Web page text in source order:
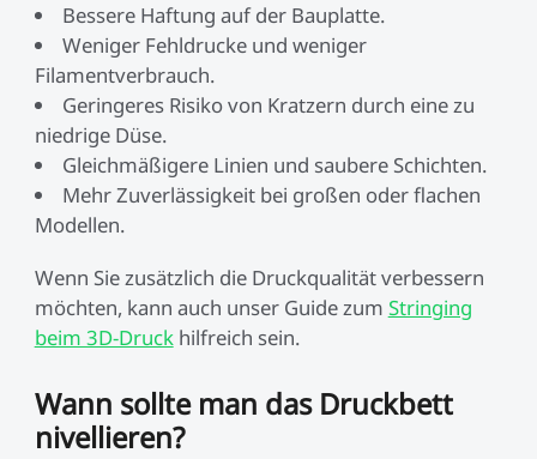
Bessere Haftung auf der Bauplatte.
Weniger Fehldrucke und weniger
Filamentverbrauch.
Geringeres Risiko von Kratzern durch eine zu
niedrige Düse.
Gleichmäßigere Linien und saubere Schichten.
Mehr Zuverlässigkeit bei großen oder flachen
Modellen.
Wenn Sie zusätzlich die Druckqualität verbessern
möchten, kann auch unser Guide zum Stringing
beim 3D-Druckhilfreich sein.
Wann sollte man das Druckbett
nivellieren?